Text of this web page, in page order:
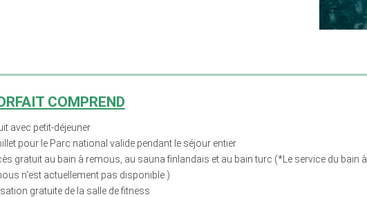
COMPREND
avec petit-déjeuner
billet pour le Parc national valide pendant le séjour entier
gratuit au bain à remous, au sauna finlandais et au bain turc (*Le service du bain à
n'est actuellement pas disponible.)
gratuite de la salle de fitness